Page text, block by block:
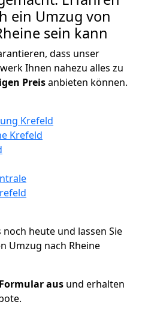
ein Umzug von
sein kann
dass unser
Ihnen nahezu alles zu
Preisanbieten können.
Krefeld
Krefeld
heute und lassen Sie
Umzug nach Rheine
aus und erhalten